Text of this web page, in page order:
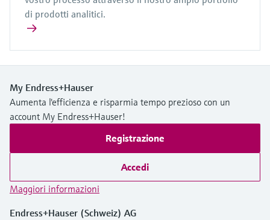
di prodotti analitici.
My Endress+Hauser
Aumenta l'efficienza e risparmia tempo prezioso con un
account My Endress+Hauser!
Registrazione
Accedi
Maggiori informazioni
Endress+Hauser (Schweiz) AG